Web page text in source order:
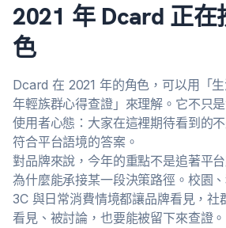
2021 年 Dcard 正在
色
Dcard 在 2021 年的角色，可以用「
年輕族群心得查證」來理解。它不只
使用者心態：大家在這裡期待看到的
符合平台語境的答案。
對品牌來說，今年的重點不是追著平
為什麼能承接某一段決策路徑。校園
3C 與日常消費情境都讓品牌看見，社
看見、被討論，也要能被留下來查證。